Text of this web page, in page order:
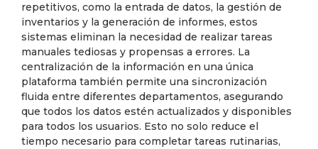
repetitivos, como la entrada de datos, la gestión de
inventarios y la generación de informes, estos
sistemas eliminan la necesidad de realizar tareas
manuales tediosas y propensas a errores. La
centralización de la información en una única
plataforma también permite una sincronización
fluida entre diferentes departamentos, asegurando
que todos los datos estén actualizados y disponibles
para todos los usuarios. Esto no solo reduce el
tiempo necesario para completar tareas rutinarias,